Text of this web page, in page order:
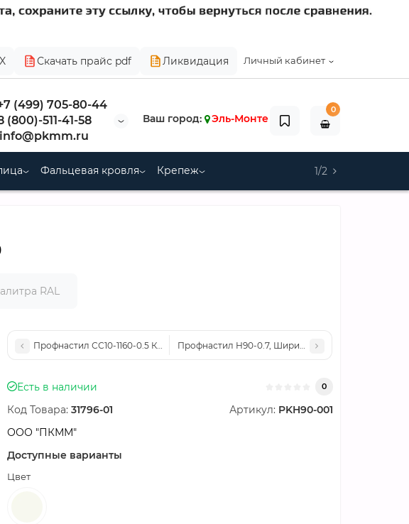
Личный кабинет
Скачать прайс pdf Ликвидация
(499) 705-80-44
(800)-511-41-58
info@pkmm.ru
Ваш город: Эль-Монте
0
Фальцевая кровля Крепеж 1/2
RAL
Профнастил СС10-1160-0.5 Кварцевый сланец ECOSTEELПрофнастил Н90-0.7, Ширина-945мм, Полиэстер
Есть в наличии 0
Код Товара: 31796-01 Артикул: PKH90-001
ООО "ПКММ"
Доступные варианты
Цвет